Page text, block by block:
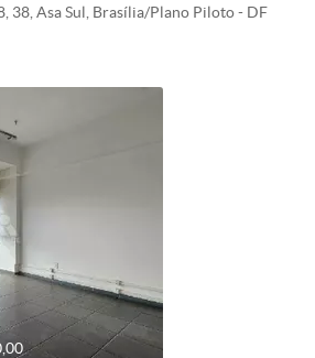
38, Asa Sul, Brasília/Plano Piloto - DF